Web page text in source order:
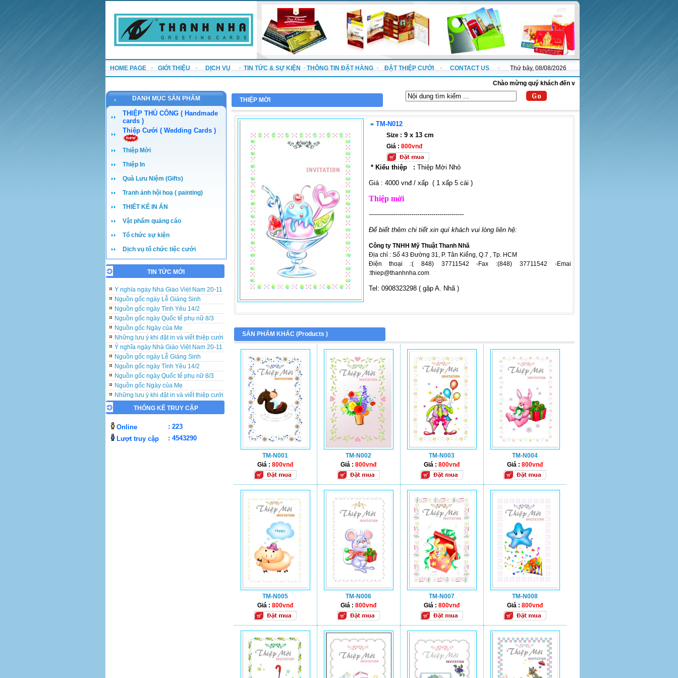
HOME PAGE GIỚI THIỆU DỊCH VỤ TIN TỨC & SỰ KIỆN THÔNG TIN ĐẶT HÀNG ĐẶT THIỆP CƯỚI CONTACT US Thứ bảy, 08/08/2026
Chào mừng quý khách đến với website thanhnha.com !
DANH MỤC SẢN PHẨM
THIỆP THỦ CÔNG ( Handmade
cards )
Thiệp Cưới ( Wedding Cards )
Thiệp Mời
Thiệp In
Quà Lưu Niệm (Gifts)
Tranh ảnh hội hoạ ( painting)
THIẾT KẾ IN ẤN
Vật phẩm quảng cáo
Tổ chức sự kiện
Dịch vụ tổ chức tiệc cưới
TIN TỨC MỚI
Những lưu ý khi đặt in và viết thiệp cưới
Nguồn gốc ngày Lễ Giáng Sinh
Nguồn gốc ngày Tình Yêu 14/2
Nguồn gốc ngày Quốc tế phụ nữ 8/3
Nguồn gốc Ngày của Mẹ
Những lưu ý khi đặt in và viết thiệp cưới
Ý nghĩa ngày Nhà Giáo Việt Nam 20-11
Nguồn gốc ngày Lễ Giáng Sinh
Nguồn gốc ngày Tình Yêu 14/2
Nguồn gốc ngày Quốc tế phụ nữ 8/3
Nguồn gốc Ngày của Mẹ
Những lưu ý khi đặt in và viết thiệp cưới
Ý nghĩa ngày Nhà Giáo Việt Nam 20-11
Nguồn gốc ngày Lễ Giáng Sinh
Nguồn gốc ngày Quốc tế phụ nữ 8/3
Nguồn gốc Ngày của Mẹ
THỐNG KÊ TRUY CẬP
Online
: 223
Lượt truy cập
: 4543290
THIỆP MỜI
TM-N012
Size : 9 x 13 cm
Giá : 800vnđ
* Kiểu thiệp : Thiệp Mời Nhỏ
Giá : 4000 vnđ / xấp ( 1 xấp 5 cái )
Thiệp mời
-----------------------------------------------
Để biết thêm chi tiết xin quí khách vui lòng liên hệ:
Công ty TNHH Mỹ Thuật Thanh Nhã
Địa chỉ : Số 43 Đường 31, P. Tân Kiểng, Q.7 , Tp. HCM
Điện thoại :( 848) 37711542 -Fax :(848) 37711542 -Emai
:thiep@thanhnha.com
Tel: 0908323298 ( gặp A. Nhã )
SẢN PHẨM KHÁC (Products )
TM-N001
Giá : 800vnđ
TM-N002
Giá : 800vnđ
TM-N003
Giá : 800vnđ
TM-N004
Giá : 800vnđ
TM-N005
Giá : 800vnđ
TM-N006
Giá : 800vnđ
TM-N007
Giá : 800vnđ
TM-N008
Giá : 800vnđ